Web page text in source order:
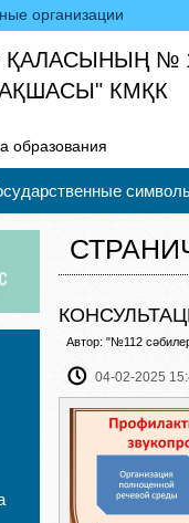
организации
ҚАЛАСЫНЫҢ №
КМҚК
образования
Автор: "№112
04-02-2025